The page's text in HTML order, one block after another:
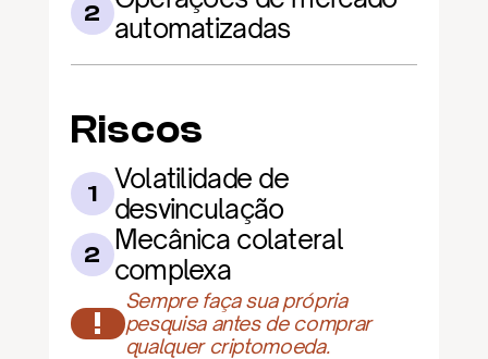
2 automatizadas
Riscos
1
Volatilidade de
desvinculação
2 Mecânica colateral
complexa
!
Sempre faça sua própria
pesquisa antes de comprar
qualquer criptomoeda.